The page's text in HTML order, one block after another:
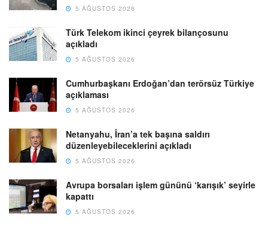
5 AĞUSTOS 2026
Türk Telekom ikinci çeyrek bilançosunu
açıkladı
5 AĞUSTOS 2026
Cumhurbaşkanı Erdoğan’dan terörsüz Türkiye
açıklaması
5 AĞUSTOS 2026
Netanyahu, İran’a tek başına saldırı
düzenleyebileceklerini açıkladı
5 AĞUSTOS 2026
Avrupa borsaları işlem gününü ‘karışık’ seyirle
kapattı
5 AĞUSTOS 2026